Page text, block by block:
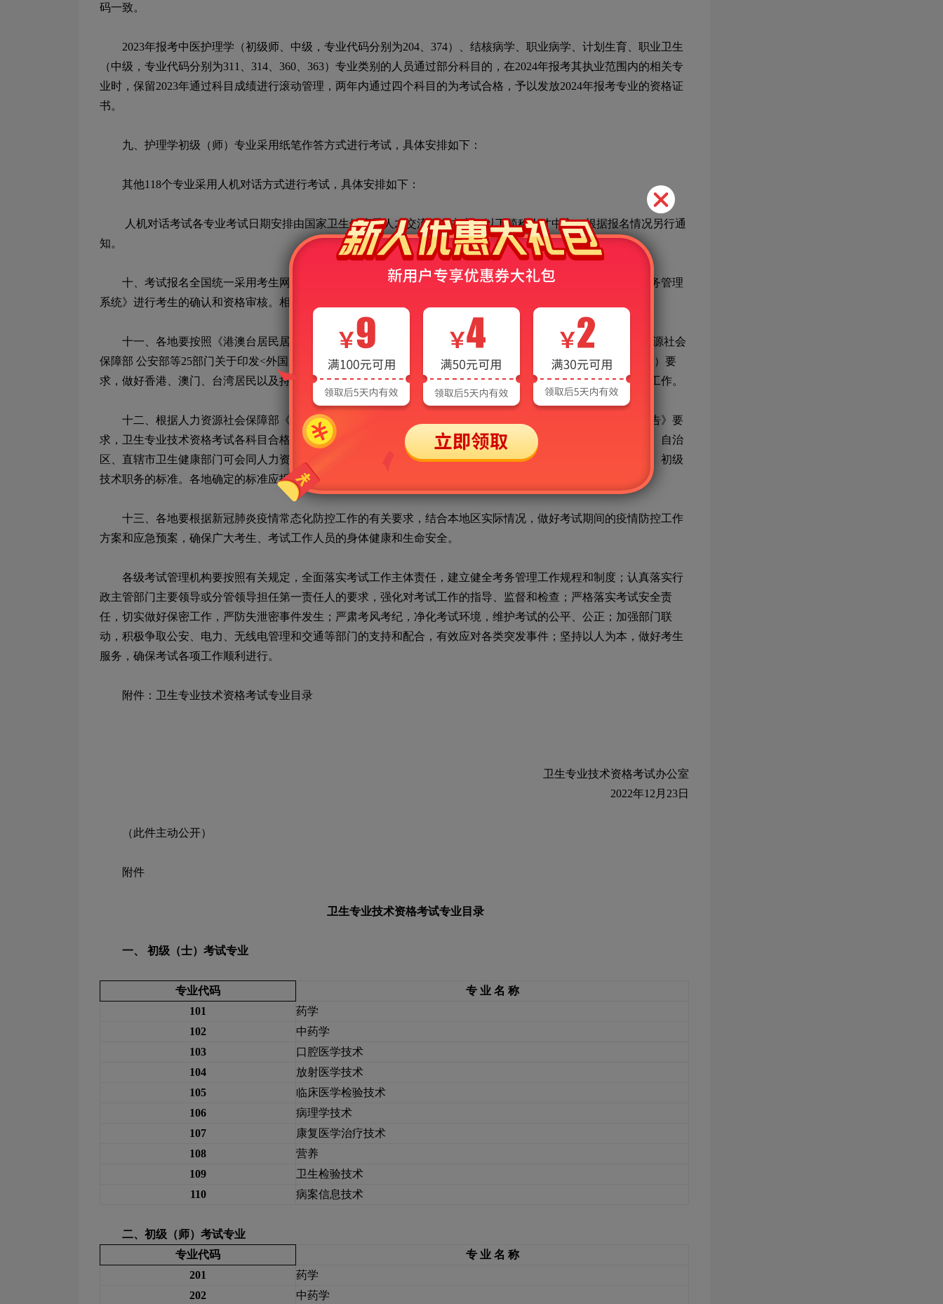
码一致。
2023年报考中医护理学（初级师、中级，专业代码分别为204 374）、结核病学、职业病学、计划生育、职业卫生
（中级，专业代码分别为311 314 360 363）专业类别的人员通过部分科目的，在2024年报考其执业范围内的相关专
业时，保留2023年通过科目成绩进行滚动管理，两年内通过四个科目的为考试合格，予以发放2024年报考专业的资格证
书。
九、护理学初级（师）专业采用纸笔作答方式进行考试，具体安排如下：
其他118个专业采用人机对话方式进行考试，具体安排如下：
人机对话考试各专业考试日期安排由国家卫生健康委人才交流服务中心（以下简称人才中心）根据报名情况另行通
知。
十、考试报名全国统一采用考生网上报名方式，各级考试管理机构应当统一使用《卫生专业技术资格考试考务管理
系统》进行考生的确认和资格审核。相关考务工作安排由人才中心另行通知。
十一、各地要按照《港澳台居民居住证申领发放办法》（国办发〔 2018〕 81 号）和《中共中央组织部
人力资源社会
保障部 公安部等25部门关于印发<外国人在中国永久居留享有相关待遇的办法>的通知》（人社部发〔2012
号）要
求，做好香港、澳门、台湾居民以及持有中国《外国人永久居留证》的外籍人员参加卫生专业技术资格考试相关工作。
十二、根据人力资源社会保障部《关于33项专业技术人员职业资格考试实行相对固定合格标准有关事项的通告》要
求，卫生专业技术资格考试各科目合格标准为60分。为保证各地卫生专业技术职务聘任工作的协调和平衡，各省、自治
区、直辖市卫生健康部门可会同人力资源社会保障部门，结合当地实际情况，确定本地区该年度聘任卫生专业中、初级
技术职务的标准。各地确定的标准应报国家卫生健康委、人力资源社会保障部备案。
十三、各地要根据新冠肺炎疫情常态化防控工作的有关要求，结合本地区实际情况，做好考试期间的疫情防控工作
方案和应急预案，确保广大考生、考试工作人员的身体健康和生命安全。
各级考试管理机构要按照有关规定，全面落实考试工作主体责任，建立健全考务管理工作规程和制度；认真落实行
政主管部门主要领导或分管领导担任第一责任人的要求，强化对考试工作的指导、监督和检查；严格落实考试安全责
任，切实做好保密工作，严防失泄密事件发生；严肃考风考纪，净化考试环境，维护考试的公平、公正；加强部门联
动，积极争取公安、电力、无线电管理和交通等部门的支持和配合，有效应对各类突发事件；坚持以人为本，做好考生
服务，确保考试各项工作顺利进行。
附件：卫生专业技术资格考试专业目录
卫生专业技术资格考试办公室
2022年12 月 23日
（此件主动公开）
附件
卫生专业技术资格考试专业目录
一、 初级（士）考试专业
专业代码 专 业 名 称
101
药学
102
中药学
103
口腔医学技术
104
放射医学技术
105
临床医学检验技术
106
病理学技术
107
康复医学治疗技术
108
营养
109
卫生检验技术
110
病案信息技术
二、初级（师）考试专业
专业代码
专 业 名 称
201
药学
202
中药学